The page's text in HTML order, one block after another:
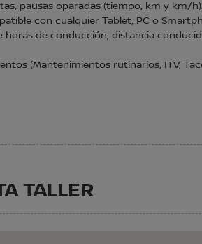
pausas oparadas (tiempo, km y km/h).
con cualquier Tablet, PC o
horas de conducción, distancia
(Mantenimientos rutinarios, ITV,
TALLER